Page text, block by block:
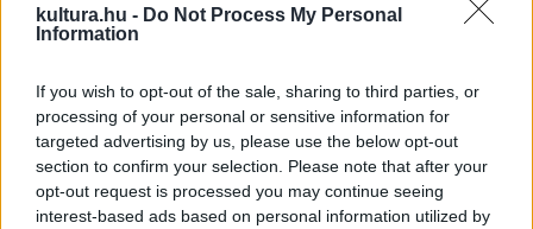
kultura.hu - Do Not Process My Personal
Information
If you wish to opt-out of the sale, sharing to third parties, or
processing of your personal or sensitive information for
targeted advertising by us, please use the below opt-out
section to confirm your selection. Please note that after your
opt-out request is processed you may continue seeing
interest-based ads based on personal information utilized by
TALÁLKOZZUNK! Várjuk kedves Barátainkat a budapesti
Örökmozgó filmszínházban (VII. ker., Erzsébet krt. 39)
december 12-18 között szervezett, egész hetes II. TÉLI
GYERMEKIRODALMI FESZTIVÁL ÉS VÁSÁR programjain!
Szeretettel várunk mindenkit a csütörtökön, december
14-én 14.30 órakor vagy/és szombaton, december 17-én
15.30-kor. A programokról bővebben: TALÁLKOZZUNK!